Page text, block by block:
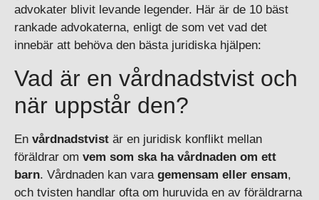
advokater blivit levande legender. Här är de 10 bäst
rankade advokaterna, enligt de som vet vad det
innebär att behöva den bästa juridiska hjälpen:
Vad är en vårdnadstvist och
när uppstår den?
En vårdnadstvist är en juridisk konflikt mellan
föräldrar om vem som ska ha vårdnaden om ett
barn. Vårdnaden kan vara gemensam eller ensam,
och tvisten handlar ofta om huruvida en av föräldrarna